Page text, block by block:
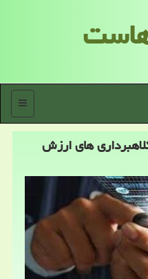
منو
های ارزش